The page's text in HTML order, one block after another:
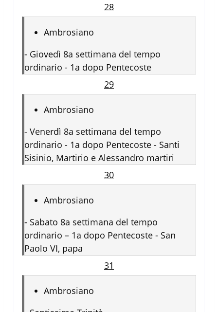
28
Ambrosiano
- Giovedì 8a settimana del tempo
ordinario - 1a dopo Pentecoste
29
Ambrosiano
- Venerdì 8a settimana del tempo
ordinario - 1a dopo Pentecoste - Santi
Sisinio, Martirio e Alessandro martiri
30
Ambrosiano
- Sabato 8a settimana del tempo
ordinario – 1a dopo Pentecoste - San
Paolo VI, papa
31
Ambrosiano